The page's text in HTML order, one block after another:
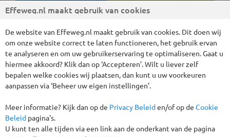
Vertrekgaranties!
Een schitterende winterreis naar Klassiek Spanje en
Effeweg.nl maakt gebruik van cookies
De website van Effeweg.nl maakt gebruik van cookies. Dit doen wij
om onze website correct te laten functioneren, het gebruik ervan
te analyseren en om uw gebruikerservaring te optimaliseren. Gaat u
hiermee akkoord? Klik dan op ‘Accepteren’. Wilt u liever zelf
bepalen welke cookies wij plaatsen, dan kunt u uw voorkeuren
aanpassen via ‘Beheer uw eigen instellingen’.
Meer informatie? Kijk dan op de Privacy Beleiden/of op de Cookie
Beleid pagina's.
U kunt ten alle tijden via een link aan de onderkant van de pagina